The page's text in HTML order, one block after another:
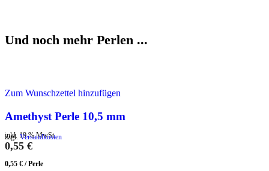
Und noch mehr Perlen ...
Zum Wunschzettel hinzufügen
Amethyst Perle 10,5 mm
inkl. 19 % MwSt.
zzgl. Versandkosten
0,55 €
0,55 € /Perle